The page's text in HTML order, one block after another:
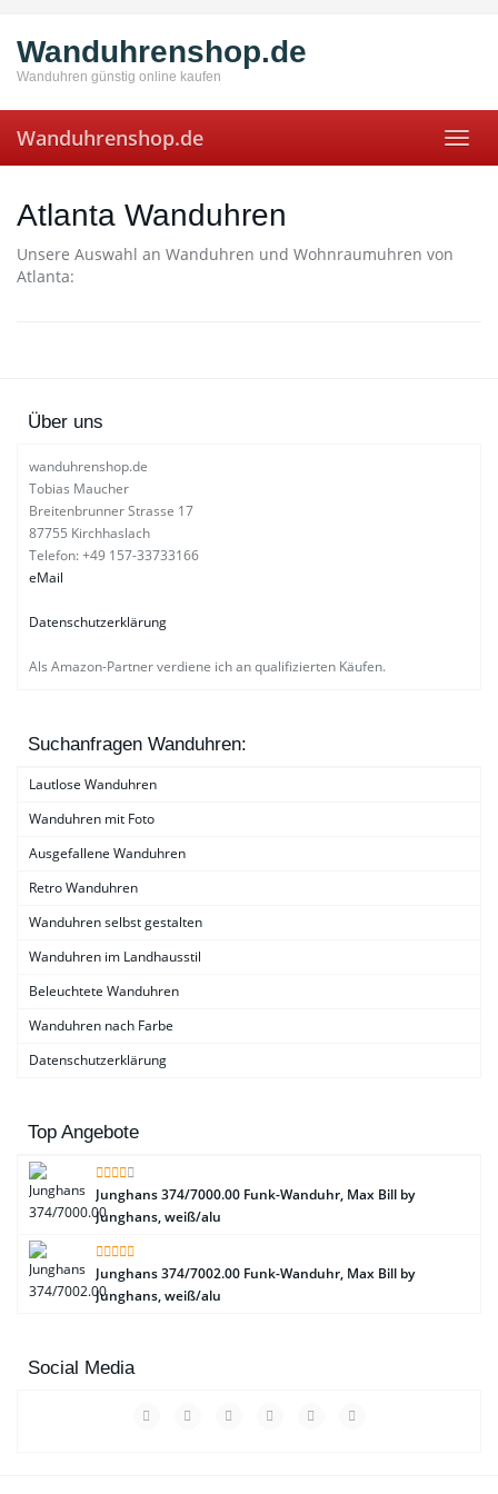
main
content
Wanduhrenshop.de
Wanduhren günstig online kaufen
Wanduhrenshop.de
Atlanta Wanduhren
Unsere Auswahl an Wanduhren und Wohnraumuhren von
Atlanta:
Über uns
wanduhrenshop.de
Tobias Maucher
Breitenbrunner Strasse 17
87755 Kirchhaslach
Telefon: +49 157-33733166
eMail
Datenschutzerklärung
Als Amazon-Partner verdiene ich an qualifizierten Käufen.
Suchanfragen Wanduhren:
Lautlose Wanduhren
Wanduhren mit Foto
Ausgefallene Wanduhren
Retro Wanduhren
Wanduhren selbst gestalten
Wanduhren im Landhausstil
Beleuchtete Wanduhren
Wanduhren nach Farbe
Datenschutzerklärung
Top Angebote
Junghans 374/7000.00 Funk-Wanduhr, Max Bill by
Junghans, weiß/alu
Junghans 374/7002.00 Funk-Wanduhr, Max Bill by
Junghans, weiß/alu
Social Media